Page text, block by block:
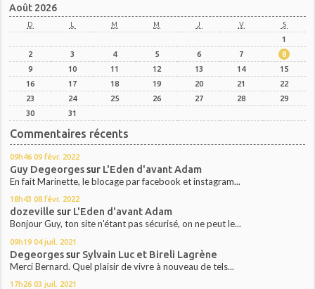
Août 2026
D L M M J V S
1
2
3 4 5 6 7
8
9
10 11 12 13 14
15
16
17 18 19 20 21
22
23
24 25 26 27 28
29
30
31
Commentaires récents
09h46 09 févr. 2022
Guy Degeorgessur L'Eden d'avant Adam
En fait Marinette, le blocage par facebook et instagram...
18h43 08 févr. 2022
dozeville sur L'Eden d'avant Adam
Bonjour Guy, ton site n'étant pas sécurisé, on ne peut le...
09h19 04 juil. 2021
Degeorgessur Sylvain Luc et Bireli Lagrène
Merci Bernard. Quel plaisir de vivre à nouveau de tels...
17h26 03 juil. 2021